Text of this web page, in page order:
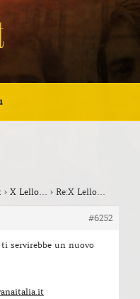
› X Lello… › Re:X Lello…
#6252
ti servirebbe un nuovo